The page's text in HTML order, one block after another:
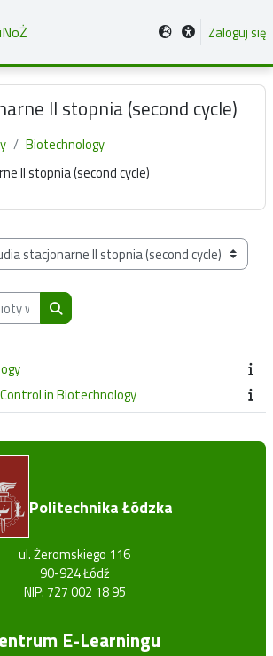
Zaloguj się
II stopnia (second cycle)
Biotechnology
II stopnia (second cycle)
wg nazwy, opisu lub prowadzącego
Przeszukaj przedmioty wg nazwy,
in Biotechnology
Politechnika Łódzka
ul. Żeromskiego 116
90-924 Łódź
NIP: 727 002 18 95
E-Learningu